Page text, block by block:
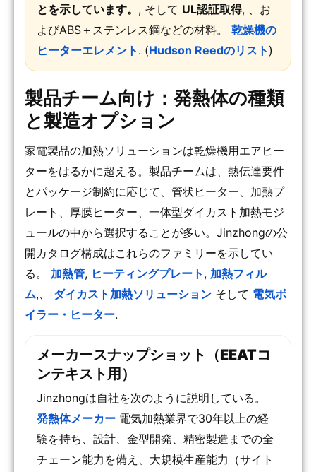
とを示しています。 , そして UL認証取得, 、お
よびABS＋ステンレス鋼などの材料。 乾燥機の
ヒーターエレメント . (Hudson Reedのリスト )
製品チーム向け：発熱体の種類
と製造オプション
家電製品の加熱ソリューションは乾燥機用エアヒー
ターをはるかに超える。製品チームは、熱伝達要件
とパッケージ制約に応じて、管状ヒーター、加熱プ
レート、厚膜ヒーター、一体型ダイカスト加熱モジ
ュールの中から選択することが多い。Jinzhongの公
開カタログ構成はこれらのファミリーを示してい
る。 加熱管, ヒーティングプレート , 加熱フィル
ム,、 ダイカスト加熱ソリューション そして 電気ボ
イラー・ヒーター.
メーカースナップショット（EEATコ
ンテキスト用）
Jinzhongは自社を次のように説明している。
発熱体メーカー 電気加熱業界で30年以上の経
験を持ち、設計、金型開発、精密製造までの全
チェーン能力を備え、大規模生産能力（サイト